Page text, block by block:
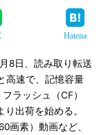
Hatena
8日、読み取り転送
高速で、記憶容量
ラッシュ（CF）
出荷を始める。
画素）動画など、